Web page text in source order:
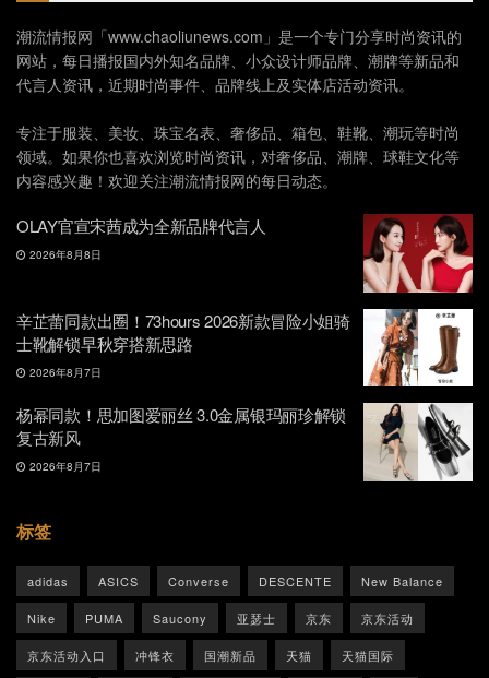
潮流情报网「www.chaoliunews.com」是一个专门分享时尚资讯的
网站，每日播报国内外知名品牌、小众设计师品牌、潮牌等新品和
代言人资讯，近期时尚事件、品牌线上及实体店活动资讯。
专注于服装、美妆、珠宝名表、奢侈品、箱包、鞋靴、潮玩等时尚
领域。如果你也喜欢浏览时尚资讯，对奢侈品、潮牌、球鞋文化等
内容感兴趣！欢迎关注潮流情报网的每日动态。
OLAY官宣宋茜成为全新品牌代言人
2026年8月8日
辛芷蕾同款出圈！73hours 2026新款冒险小姐骑
士靴解锁早秋穿搭新思路
2026年8月7日
杨幂同款！思加图爱丽丝 3.0金属银玛丽珍解锁
复古新风
2026年8月7日
标签
adidas ASICS Converse DESCENTE New Balance
Nike PUMA Saucony 亚瑟士 京东 京东活动
京东活动入口 冲锋衣 国潮新品 天猫 天猫国际